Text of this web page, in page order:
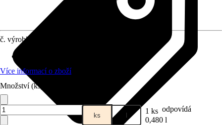
č. výrobku
Více informací o zboží
Množství (ks)
ks l 1 ks odpovídá
0,480 l